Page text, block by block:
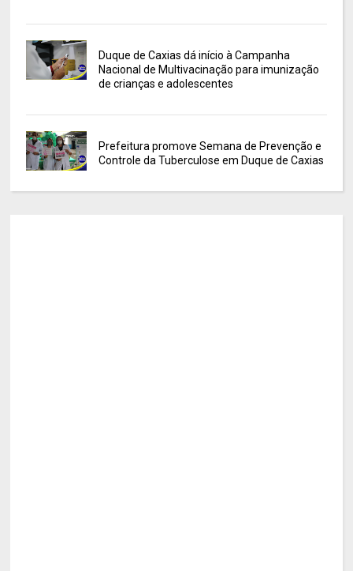
Duque de Caxias dá início à Campanha
Nacional de Multivacinação para imunização
de crianças e adolescentes
Prefeitura promove Semana de Prevenção e
Controle da Tuberculose em Duque de Caxias